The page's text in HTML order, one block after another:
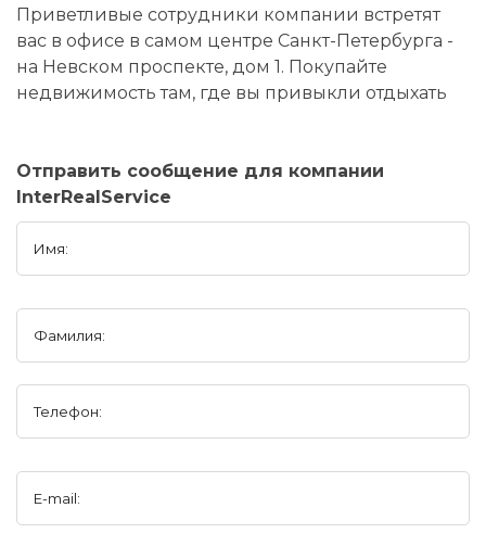
Приветливые сотрудники компании встретят
вас в офисе в самом центре Санкт-Петербурга -
на Невском проспекте, дом 1. Покупайте
недвижимость там, где вы привыкли отдыхать
Отправить сообщение для компании
InterRealService
Имя:
Фамилия:
Телефон:
E-mail: